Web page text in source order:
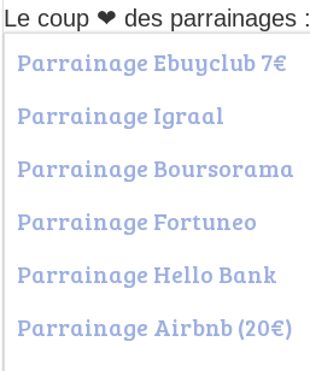
Le coup ❤ des parrainages :
Parrainage Ebuyclub 7€
Parrainage Igraal
Parrainage Boursorama
Parrainage Fortuneo
Parrainage Hello Bank
Parrainage Airbnb (20€)